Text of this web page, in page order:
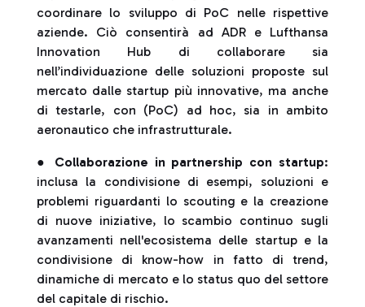
coordinare lo sviluppo di PoC nelle rispettive
aziende. Ciò consentirà ad ADR e Lufthansa
Innovation Hub di collaborare sia
nell’individuazione delle soluzioni proposte sul
mercato dalle startup più innovative, ma anche
di testarle, con (PoC) ad hoc, sia in ambito
aeronautico che infrastrutturale.
● Collaborazione in partnership con startup:
inclusa la condivisione di esempi, soluzioni e
problemi riguardanti lo scouting e la creazione
di nuove iniziative, lo scambio continuo sugli
avanzamenti nell'ecosistema delle startup e la
condivisione di know-how in fatto di trend,
dinamiche di mercato e lo status quo del settore
del capitale di rischio.